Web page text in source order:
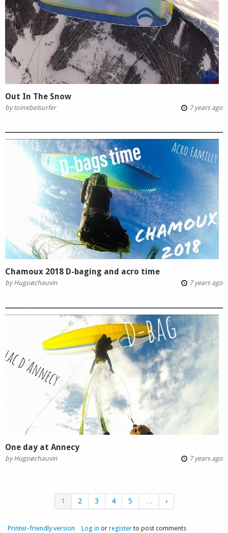
Out In The Snow
bytoinebelsurfer 7 years ago
Chamoux 2018 D-baging and acro time
byHugoøchauvin 7 years ago
One day at Annecy
byHugoøchauvin 7 years ago
1 2 3 4 5 … ›
Printer-friendly version Log in or registerto post comments